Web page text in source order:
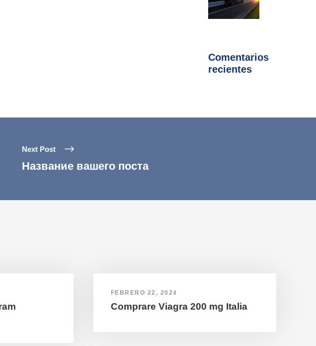
Comentarios
recientes
Next Post
Название вашего поста
FEBRERO 22, 2024
Comprare Viagra 200 mg Italia